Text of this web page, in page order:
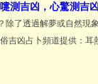
測吉凶，心驚測吉
了透過解夢或自然現
吉凶占卜頻道提供：